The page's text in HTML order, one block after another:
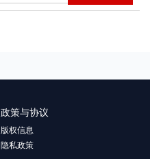
政策与协议
版权信息
隐私政策